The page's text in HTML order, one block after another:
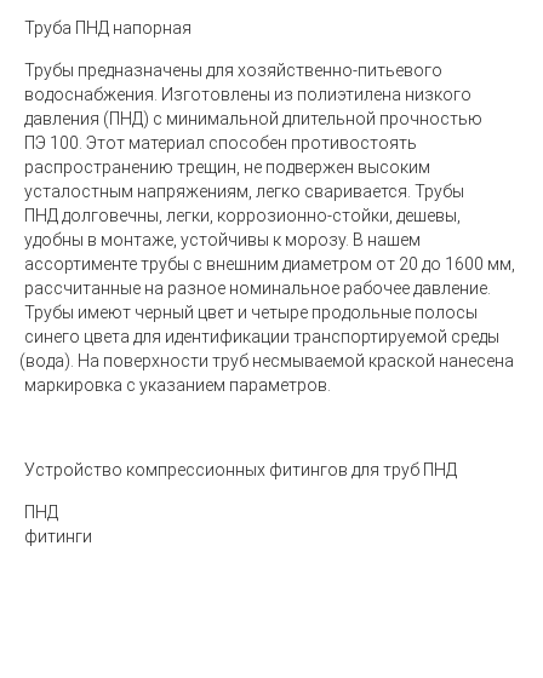
Труба ПНД напорная
Трубы предназначены для хозяйственно-питьевого
водоснабжения. Изготовлены из полиэтилена низкого
давления (ПНД) с минимальной длительной прочностью
ПЭ 100. Этот материал способен противостоять
распространению трещин, не подвержен высоким
усталостным напряжениям, легко сваривается. Трубы
ПНД долговечны, легки, коррозионно-стойки, дешевы,
удобны в монтаже, устойчивы к морозу. В нашем
ассортименте трубы с внешним диаметром от 20 до 1600 мм,
рассчитанные на разное номинальное рабочее давление.
Трубы имеют черный цвет и четыре продольные полосы
синего цвета для идентификации транспортируемой среды
(вода). На поверхности труб несмываемой краской нанесена
маркировка с указанием параметров.
Устройство компрессионных фитингов для труб ПНД
ПНД
фитинги